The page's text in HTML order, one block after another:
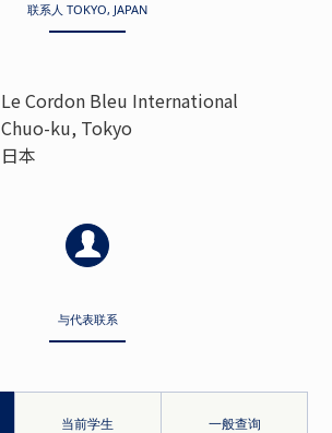
联系人 TOKYO, JAPAN
Le Cordon Bleu International
Chuo-ku, Tokyo
日本
与代表联系
当前学生 一般查询